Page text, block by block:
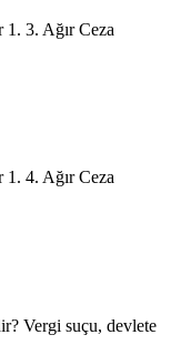
3. Ağır Ceza
4. Ağır Ceza
Vergi suçu, devlete